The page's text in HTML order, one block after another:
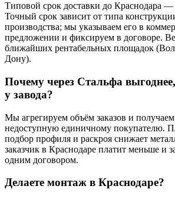
Типовой срок доставки до Краснодара —
Точный срок зависит от типа
производства; мы указываем его в
предложении и фиксируем в договоре.
ближайших рентабельных площадок
Дону).
Почему через Стальфа
у завода?
Мы агрегируем объём заказов и
недоступную единичному покупателю.
подбор профиля и раскроя снижает
заказчик в Краснодаре платит меньше и
одним договором.
Делаете монтаж в Краснодаре?